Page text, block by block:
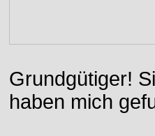
Grundgütiger!
haben mich